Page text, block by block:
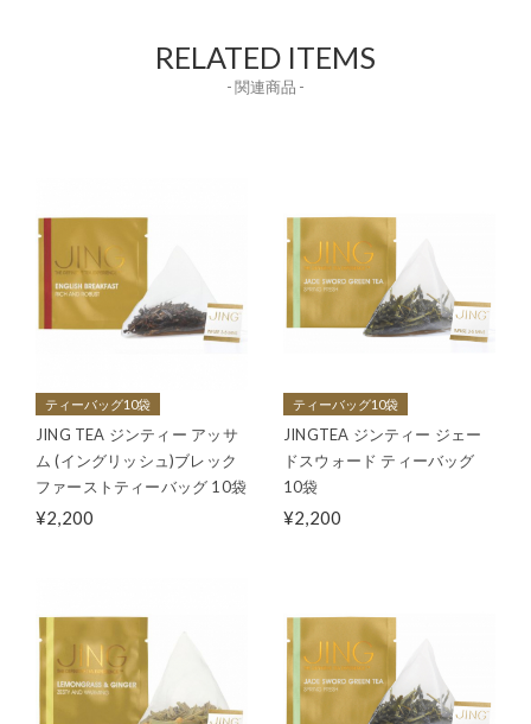
RELATED ITEMS
- 関連商品 -
ティーバッグ10袋
JING TEA ジンティー アッサ
ム (イングリッシュ)ブレック
ファーストティーバッグ 10袋
¥2,200
ティーバッグ10袋
JINGTEA ジンティー ジェー
ドスウォード ティーバッグ
10袋
¥2,200